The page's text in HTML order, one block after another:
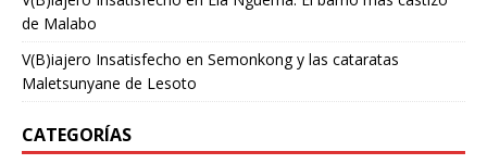
de Malabo
V(B)iajero Insatisfecho en Semonkong y las cataratas
Maletsunyane de Lesoto
CATEGORÍAS